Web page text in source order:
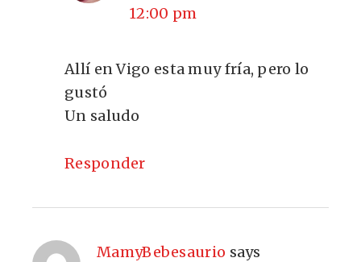
12:00 pm
Allí en Vigo esta muy fría, pero lo
gustó
Un saludo
Responder
MamyBebesaurio says